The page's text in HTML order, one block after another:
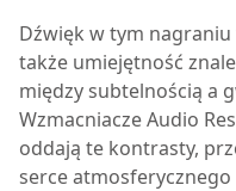
Dźwięk w tym
także umiejętność
między subtelnością a
Wzmacniacze Audio
oddają te kontrasty,
serce